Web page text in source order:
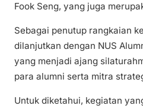
Fook Seng, yang juga
Sebagai penutup rangkaian
dilanjutkan dengan NUS
yang menjadi ajang
para alumni serta mitra
Untuk diketahui, kegiatan